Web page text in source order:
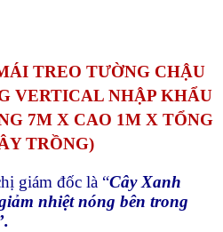
TREO TƯỜNG CHẬU
VERTICAL NHẬP KHẨU
7M X CAO 1M X TỔNG
TRỒNG)
giám đốc là “Cây Xanh
nhiệt nóng bên trong